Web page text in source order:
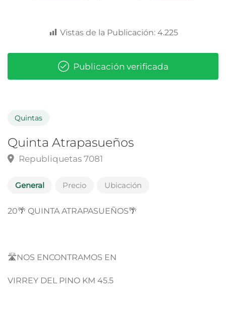
Vistas de la Publicación: 4.225
Publicación verificada
Quintas
Quinta Atrapasueños
Republiquetas 7081
General Precio Ubicación
20🌴 QUINTA ATRAPASUEÑOS🌴
🛣️NOS ENCONTRAMOS EN
VIRREY DEL PINO KM 45.5